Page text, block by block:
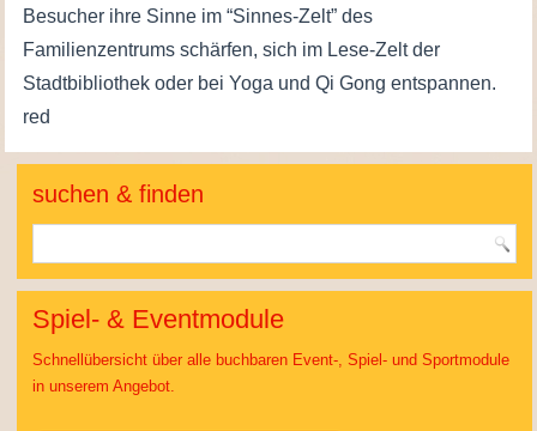
Besucher ihre Sinne im “Sinnes-Zelt” des
Familienzentrums schärfen, sich im Lese-Zelt der
Stadtbibliothek oder bei Yoga und Qi Gong entspannen.
red
suchen & finden
Spiel- & Eventmodule
Schnellübersicht über alle buchbaren Event-, Spiel- und Sportmodule
in unserem Angebot.